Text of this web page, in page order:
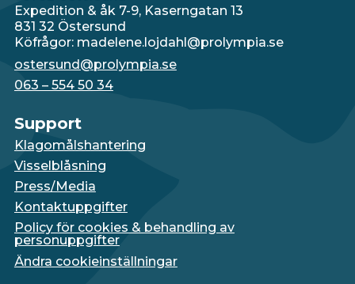
Expedition & åk 7-9, Kaserngatan 13
831 32 Östersund
Köfrågor: madelene.lojdahl@prolympia.se
ostersund@prolympia.se
063 – 554 50 34
Support
Klagomålshantering
Visselblåsning
Press/Media
Kontaktuppgifter
Policy för cookies & behandling av
personuppgifter
Ändra cookieinställningar